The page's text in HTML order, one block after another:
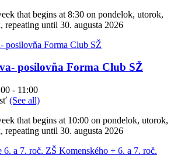
that begins at 8:30 on pondelok, utorok,
repeating until 30. augusta 2026
posilovňa Forma Club SŽ
- 11:00
(See all)
that begins at 10:00 on pondelok, utorok,
repeating until 30. augusta 2026
6. a 7. roč. ZŠ Komenského + 6. a 7. roč.